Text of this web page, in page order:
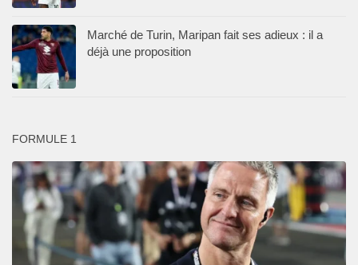
Marché de Turin, Maripan fait ses adieux : il a
déjà une proposition
FORMULE 1